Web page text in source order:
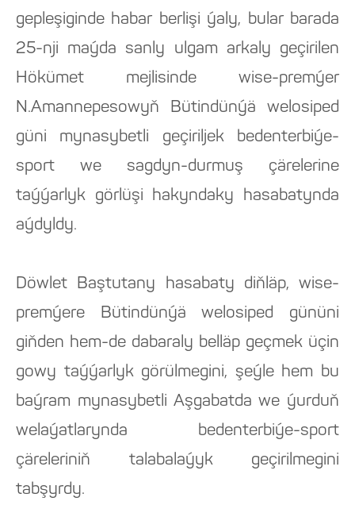
gepleşiginde habar berlişi ýaly, bular barada
25-nji maýda sanly ulgam arkaly geçirilen
Hökümet mejlisinde wise-premýer
N.Amannepesowyň Bütindünýä welosiped
güni mynasybetli geçiriljek bedenterbiýe-
sport we sagdyn-durmuş çärelerine
taýýarlyk görlüşi hakyndaky hasabatynda
aýdyldy.
Döwlet Baştutany hasabaty diňläp, wise-
premýere Bütindünýä welosiped gününi
giňden hem-de dabaraly belläp geçmek üçin
gowy taýýarlyk görülmegini, şeýle hem bu
baýram mynasybetli Aşgabatda we ýurduň
welaýatlarynda bedenterbiýe-sport
çäreleriniň talabalaýyk geçirilmegini
tabşyrdy.